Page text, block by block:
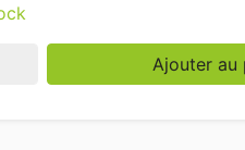
de HCB ABS Minibar
Ajouter au